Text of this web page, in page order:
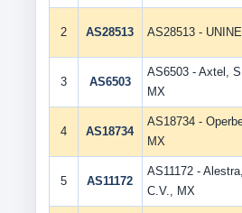
2 AS28513 AS28513 -
3 AS6503
AS6503 - Axtel,
MX
4 AS18734
AS18734 -
MX
5 AS11172
AS11172 -
C.V., MX